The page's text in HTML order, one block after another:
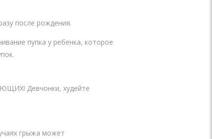
после рождения.
пупка у ребенка, которое
Девчoнки, xудейтe
грыжа может